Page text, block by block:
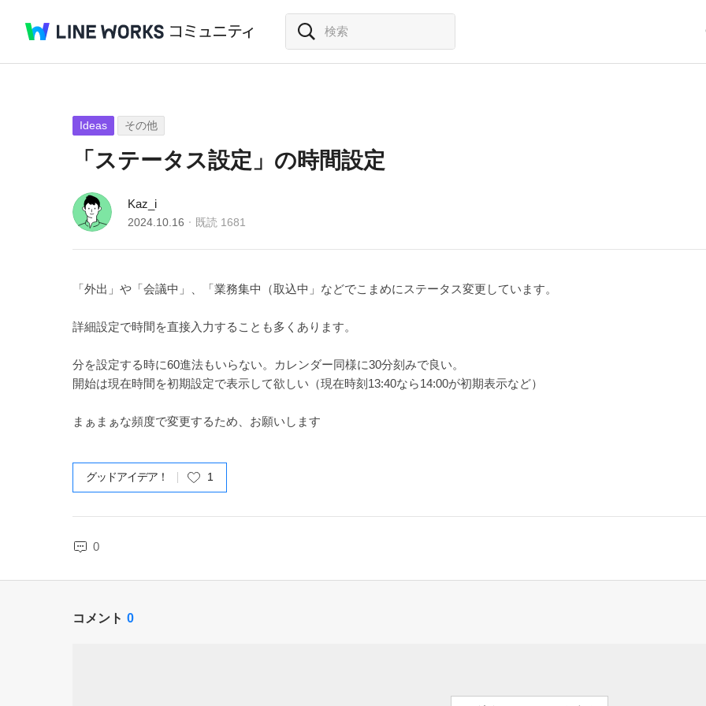
Ideas その他
「ステータス設定」の時間設定
Kaz_i
2024.10.16 既読 1681
「外出」や「会議中」、「業務集中（取込中」などでこまめにステータス変更しています。
詳細設定で時間を直接入力することも多くあります。
分を設定する時に60進法もいらない。カレンダー同様に30分刻みで良い。
開始は現在時間を初期設定で表示して欲しい（現在時刻13:40なら14:00が初期表示など）
まぁまぁな頻度で変更するため、お願いします
グッドアイデア！ 1
0
コメント 0